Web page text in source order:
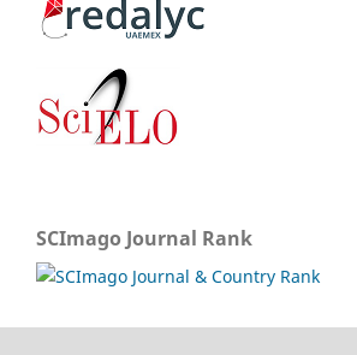
SCImago Journal Rank